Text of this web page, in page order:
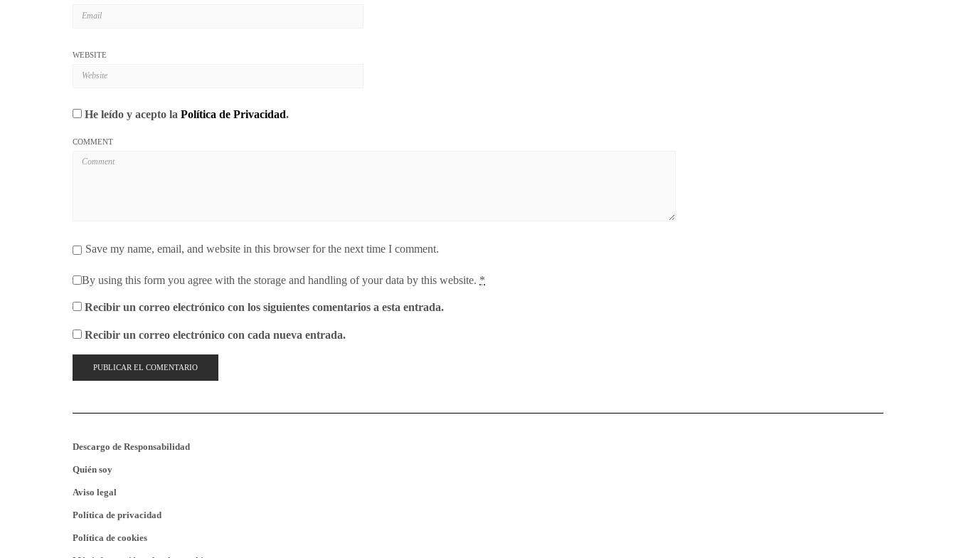
WEBSITE
He leído y acepto la Política de Privacidad.
COMMENT
Save my name, email, and website in this browser for the next time I comment.
By using this form you agree with the storage and handling of your data by this website. *
Recibir un correo electrónico con los siguientes comentarios a esta entrada.
Recibir un correo electrónico con cada nueva entrada.
Descargo de Responsabilidad
Quién soy
Aviso legal
Política de privacidad
Política de cookies